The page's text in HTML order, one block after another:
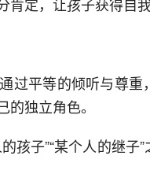
定，让孩子获得自我
过平等的倾听与尊
独立角色。
孩子”“某个人的继子